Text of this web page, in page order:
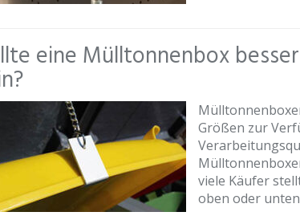
eine Mülltonnenbox
Größen zur
viele Käufer
oben oder